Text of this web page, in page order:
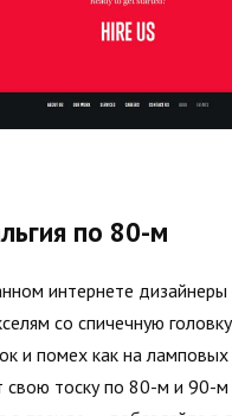
по 80-м
интернете дизайнеры
со спичечную
и помех как на
свою тоску по 80-м и 90-м